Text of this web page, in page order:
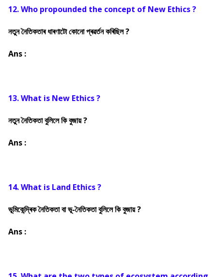
12. Who propounded the concept of New Ethics ?
নতুন নৈতিকতাৰ ধাৰণাটো কোনো প্ৰৱৰ্তন কৰিছিল ?
Ans :
13. What is New Ethics ?
নতুন নৈতিকতা বুলিলে কি বুজায় ?
Ans :
14. What is Land Ethics ?
ভূমিকেন্দ্ৰিক নৈতিকতা বা ভূ-নৈতিকতা বুলিলে কি বুজায় ?
Ans :